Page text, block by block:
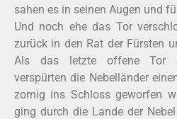
sahen es in seinen Augen und
Und noch ehe das Tor
zurück in den Rat der Fürsten
Als das letzte offene Tor
verspürten die Nebelländer
zornig ins Schloss geworfen
ging durch die Lande der